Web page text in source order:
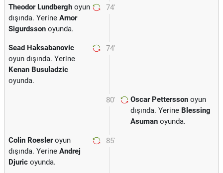
74'
Theodor Lundbergh oyun
dışında. Yerine Arnor
Sigurdsson oyunda.
74'
Sead Haksabanovic
oyun dışında. Yerine
Kenan Busuladzic
oyunda.
80' Oscar Pettersson oyun
dışında. Yerine Blessing
Asuman oyunda.
85'
Colin Roesleroyun
dışında. Yerine Andrej
Djuric oyunda.